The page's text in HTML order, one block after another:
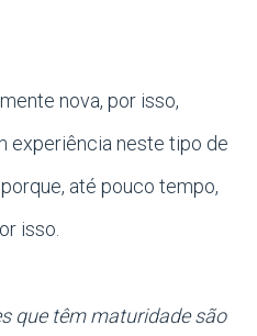
nova, por isso,
experiência neste tipo de
até pouco tempo,
isso.
que têm maturidade são